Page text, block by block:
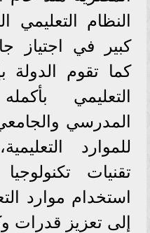
النظام
كبير في اجتياز
كما تقوم الدولة
التعليمي
المدرسي
للموارد
تقنيات
استخدام موارد
إلى تعزيز قدرات